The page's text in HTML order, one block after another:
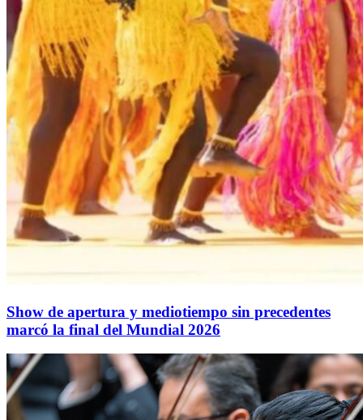
Show de apertura y mediotiempo sin precedentes
marcó la final del Mundial 2026